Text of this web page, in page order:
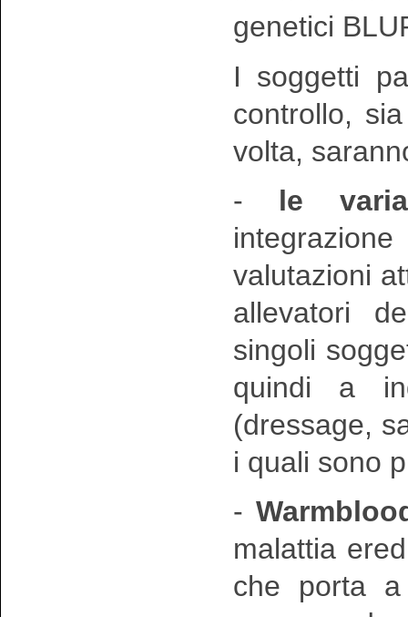
genetici
I soggetti
controllo,
volta,
- le
valutazioni
allevatori
singoli
quindi a
(dressage,
i quali sono
-
malattia
che porta